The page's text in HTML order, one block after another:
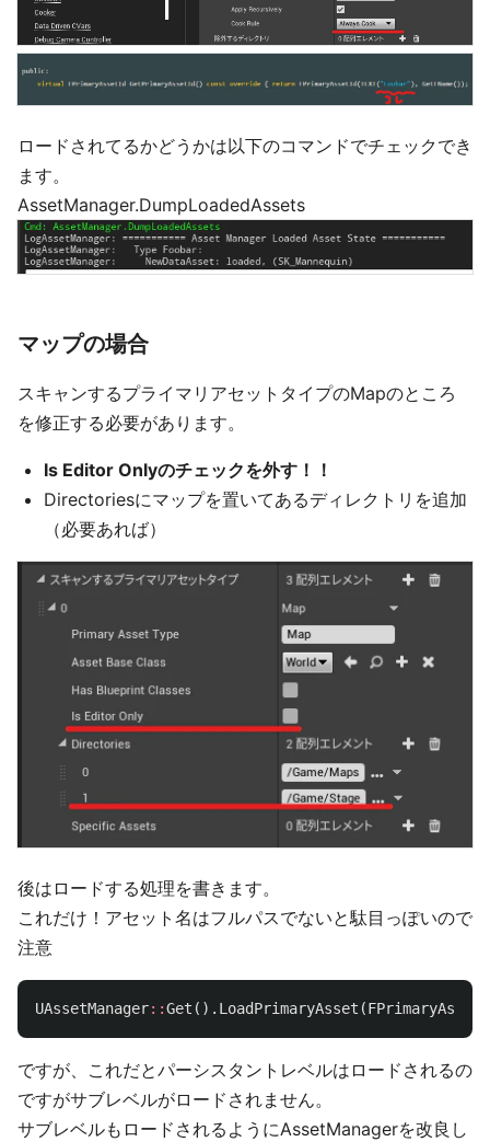
ロードされてるかどうかは以下のコマンドでチェックでき
ます。
AssetManager.DumpLoadedAssets
マップの場合
スキャンするプライマリアセットタイプのMapのところ
を修正する必要があります。
Is Editor Onlyのチェックを外す！！
Directoriesにマップを置いてあるディレクトリを追加
（必要あれば）
後はロードする処理を書きます。
これだけ！アセット名はフルパスでないと駄目っぽいので
注意
UAssetManager::Get (). LoadPrimaryAsset (
ですが、これだとパーシスタントレベルはロードされるの
ですがサブレベルがロードされません。
サブレベルもロードされるようにAssetManagerを改良し